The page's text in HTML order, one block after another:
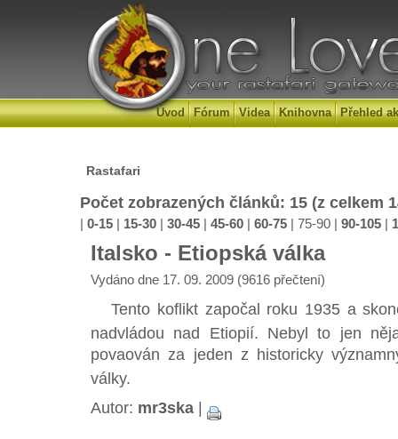
Úvod Fórum Videa Knihovna Přehled
Rastafari
Počet zobrazených článků: 15 (z celkem
| 0-15 | 15-30 | 30-45 | 45-60 | 60-75 | 75-90 | 90-105 |
Italsko - Etiopská válka
Vydáno dne 17. 09. 2009 (9616 přečtení)
Tento koflikt započal roku 1935 a
nadvládou nad Etiopií. Nebyl to jen
povaován za jeden z historicky
války.
Autor: mr3ska |